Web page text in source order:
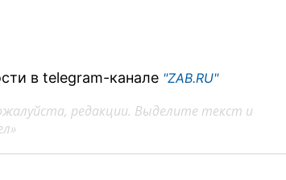
в telegram-канале "ZAB.RU"
редакции. Выделите текст и